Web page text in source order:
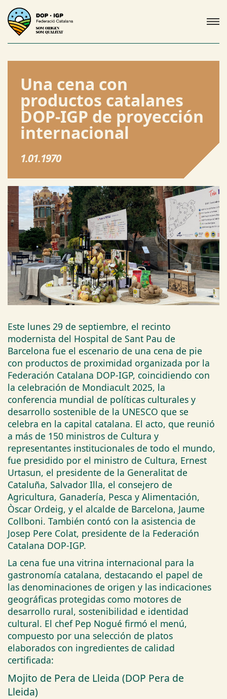
Una cena con
productos catalanes
DOP-IGP de proyección
internacional
1.01.1970
Este lunes 29 de septiembre, el recinto
modernista del Hospital de Sant Pau de
Barcelona fue el escenario de una cena de pie
con productos de proximidad organizada por la
Federación Catalana DOP-IGP, coincidiendo con
la celebración de Mondiacult 2025, la
conferencia mundial de políticas culturales y
desarrollo sostenible de la UNESCO que se
celebra en la capital catalana. El acto, que reunió
a más de 150 ministros de Cultura y
representantes institucionales de todo el mundo,
fue presidido por el ministro de Cultura, Ernest
Urtasun, el presidente de la Generalitat de
Cataluña, Salvador Illa, el consejero de
Agricultura, Ganadería, Pesca y Alimentación,
Òscar Ordeig, y el alcalde de Barcelona, Jaume
Collboni. También contó con la asistencia de
Josep Pere Colat, presidente de la Federación
Catalana DOP-IGP.
La cena fue una vitrina internacional para la
gastronomía catalana, destacando el papel de
las denominaciones de origen y las indicaciones
geográficas protegidas como motores de
desarrollo rural, sostenibilidad e identidad
cultural. El chef Pep Nogué firmó el menú,
compuesto por una selección de platos
elaborados con ingredientes de calidad
certificada:
Mojito de Pera de Lleida (DOP Pera de
Lleida)